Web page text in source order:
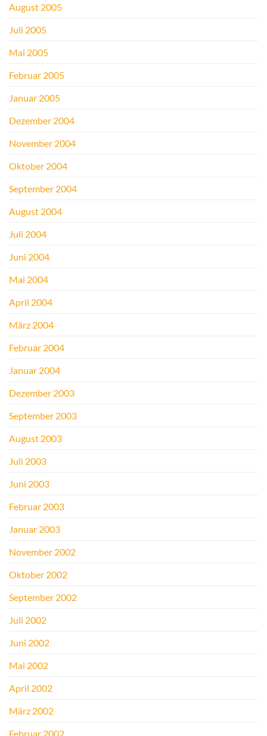
August 2005
Juli 2005
Mai 2005
Februar 2005
Januar 2005
Dezember 2004
November 2004
Oktober 2004
September 2004
August 2004
Juli 2004
Juni 2004
Mai 2004
April 2004
März 2004
Februar 2004
Januar 2004
Dezember 2003
September 2003
August 2003
Juli 2003
Juni 2003
Februar 2003
Januar 2003
November 2002
Oktober 2002
September 2002
Juli 2002
Juni 2002
Mai 2002
April 2002
März 2002
Februar 2002